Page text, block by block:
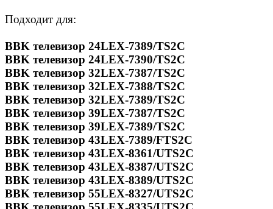
Подходит для:
BBK телевизор 24LEX-7389/TS2C
BBK телевизор 24LEX-7390/TS2C
BBK телевизор 32LEX-7387/TS2C
BBK телевизор 32LEX-7388/TS2C
BBK телевизор 32LEX-7389/TS2C
BBK телевизор 39LEX-7387/TS2C
BBK телевизор 39LEX-7389/TS2C
BBK телевизор 43LEX-7389/FTS2C
BBK телевизор 43LEX-8361/UTS2C
BBK телевизор 43LEX-8387/UTS2C
BBK телевизор 43LEX-8389/UTS2C
BBK телевизор 55LEX-8327/UTS2C